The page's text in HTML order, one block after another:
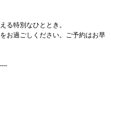
る特別なひととき。
お過ごしください。ご予約はお早